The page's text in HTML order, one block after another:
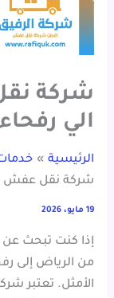
شركة
الي رفحاء
الرئيسية
شركة نقل عفش
19 مايو، 2026
إذا كنت تبحث
من الرياض إلى
الأمثل. تعتبر